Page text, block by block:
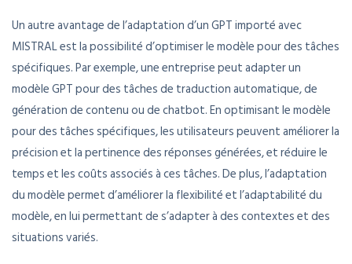
Un autre avantage de l’adaptation d’un GPT importé avec
MISTRAL est la possibilité d’optimiser le modèle pour des tâches
spécifiques. Par exemple, une entreprise peut adapter un
modèle GPT pour des tâches de traduction automatique, de
génération de contenu ou de chatbot. En optimisant le modèle
pour des tâches spécifiques, les utilisateurs peuvent améliorer la
précision et la pertinence des réponses générées, et réduire le
temps et les coûts associés à ces tâches. De plus, l’adaptation
du modèle permet d’améliorer la flexibilité et l’adaptabilité du
modèle, en lui permettant de s’adapter à des contextes et des
situations variés.